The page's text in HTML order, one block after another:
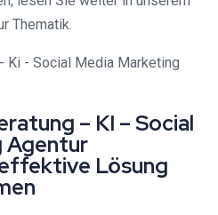
Thematik.
– KI – Social
Agentur
Lösung